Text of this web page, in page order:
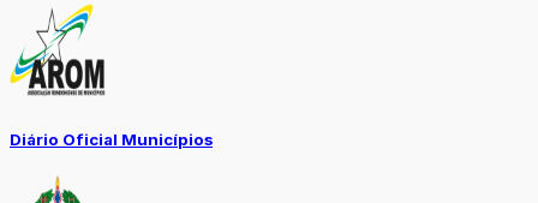
Diário Oficial Municípios